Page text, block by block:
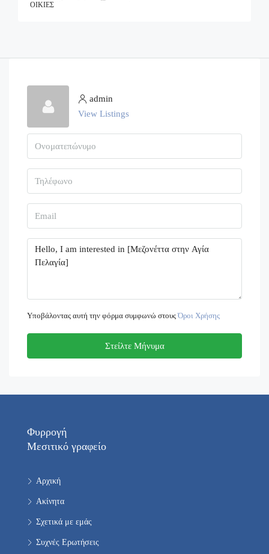
ΟΙΚΊΕΣ
admin
View Listings
Υποβάλοντας αυτή την φόρμα συμφωνώ στουςΌροι Χρήσης
Στείλτε Μήνυμα
Φυρρογή
Μεσιτικό γραφείο
Αρχική
Ακίνητα
Σχετικά με εμάς
Συχνές Ερωτήσεις